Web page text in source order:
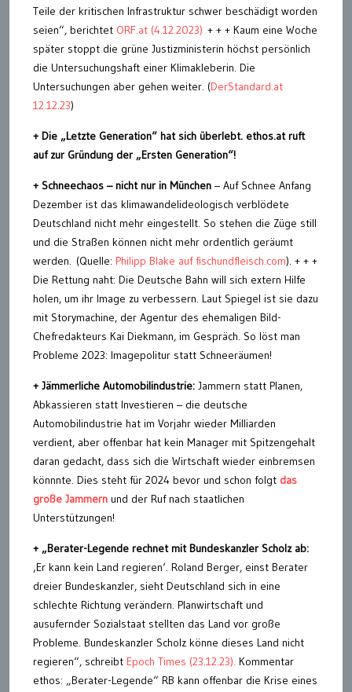
Teile der kritischen Infrastruktur schwer beschädigt worden
seien“, berichtet ORF.at (4.12.2023) + + + Kaum eine Woche
später stoppt die grüne Justizministerin höchst persönlich
die Untersuchungshaft einer Klimakleberin. Die
Untersuchungen aber gehen weiter. (DerStandard.at
12.12.23)
+ Die „Letzte Generation“ hat sich überlebt. ethos.at ruft
auf zur Gründung der „Ersten Generation“!
+ Schneechaos – nicht nur in München – Auf Schnee Anfang
Dezember ist das klimawandelideologisch verblödete
Deutschland nicht mehr eingestellt. So stehen die Züge still
und die Straßen können nicht mehr ordentlich geräumt
werden. (Quelle: Philipp Blake auf fischundfleisch.com). + + +
Die Rettung naht: Die Deutsche Bahn will sich extern Hilfe
holen, um ihr Image zu verbessern. Laut Spiegel ist sie dazu
mit Storymachine, der Agentur des ehemaligen Bild-
Chefredakteurs Kai Diekmann, im Gespräch. So löst man
Probleme 2023: Imagepolitur statt Schneeräumen!
+ Jämmerliche Automobilindustrie: Jammern statt Planen,
Abkassieren statt Investieren – die deutsche
Automobilindustrie hat im Vorjahr wieder Milliarden
verdient, aber offenbar hat kein Manager mit Spitzengehalt
daran gedacht, dass sich die Wirtschaft wieder einbremsen
könnnte. Dies steht für 2024 bevor und schon folgt das
große Jammern und der Ruf nach staatlichen
Unterstützungen!
+ „Berater-Legende rechnet mit Bundeskanzler Scholz ab:
‚Er kann kein Land regieren‘. Roland Berger, einst Berater
dreier Bundeskanzler, sieht Deutschland sich in eine
schlechte Richtung verändern. Planwirtschaft und
ausufernder Sozialstaat stellten das Land vor große
Probleme. Bundeskanzler Scholz könne dieses Land nicht
regieren“, schreibt Epoch Times (23.12.23). Kommentar
ethos: „Berater-Legende“ RB kann offenbar die Krise eines